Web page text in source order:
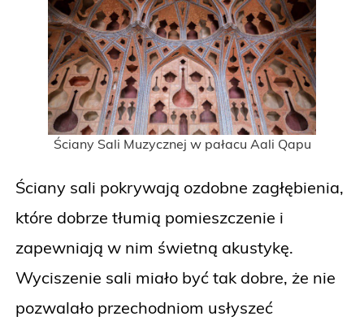
Ściany Sali Muzycznej w pałacu Aali Qapu
Ściany sali pokrywają ozdobne zagłębienia,
które dobrze tłumią pomieszczenie i
zapewniają w nim świetną akustykę.
Wyciszenie sali miało być tak dobre, że nie
pozwalało przechodniom usłyszeć